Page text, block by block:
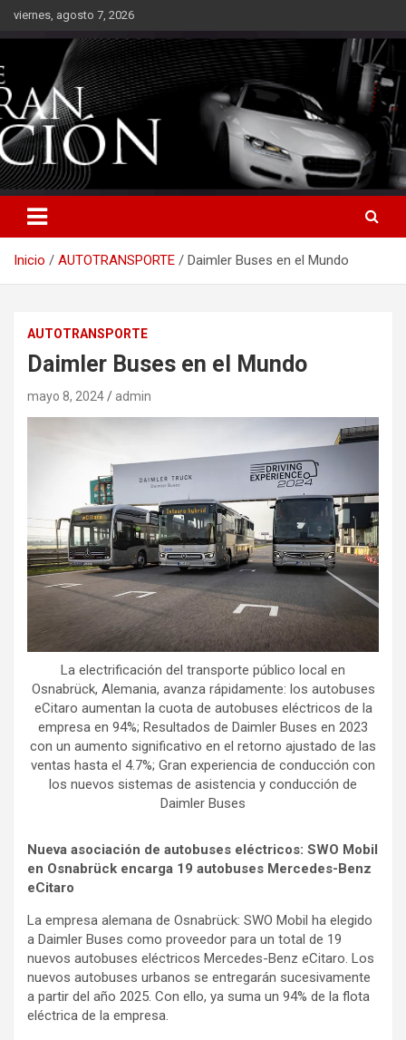
Saltarviernes, agosto 7, 2026
Inicio AUTOTRANSPORTE Daimler Buses en el Mundo
AUTOTRANSPORTE
Daimler Buses en el Mundo
mayo 8, 2024 admin
La electrificación del transporte público local en
Osnabrück, Alemania, avanza rápidamente: los autobuses
eCitaro aumentan la cuota de autobuses eléctricos de la
empresa en 94%; Resultados de Daimler Buses en 2023
con un aumento significativo en el retorno ajustado de las
ventas hasta el 4.7%; Gran experiencia de conducción con
los nuevos sistemas de asistencia y conducción de
Daimler Buses
Nueva asociación de autobuses eléctricos: SWO Mobil
en Osnabrück encarga 19 autobuses Mercedes-Benz
eCitaro
La empresa alemana de Osnabrück: SWO Mobil ha elegido
a Daimler Buses como proveedor para un total de 19
nuevos autobuses eléctricos Mercedes-Benz eCitaro. Los
nuevos autobuses urbanos se entregarán sucesivamente
a partir del año 2025. Con ello, ya suma un 94% de la flota
eléctrica de la empresa.